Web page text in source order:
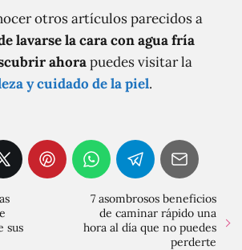
otros artículos parecidos a
lavarse la cara con agua fría
ahorapuedes visitar la
y cuidado de la piel.
sus
7 asombrosos beneficios
de caminar rápido una
hora al día que no puedes
perderte